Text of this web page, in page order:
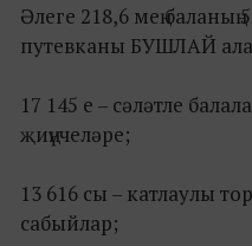
Әлеге 218,6 мең баланың
путевканы БУШЛАЙ
17 145 е – сәләтле
җиңүчеләре;
13 616 сы – катлаулы
сабыйлар;